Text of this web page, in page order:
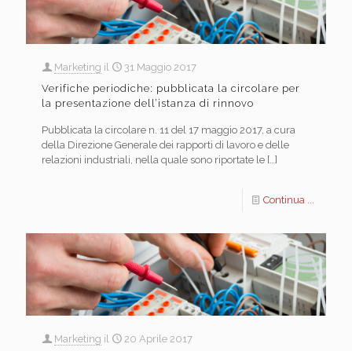
Marketing il
31 Maggio 2017
Verifiche periodiche: pubblicata la circolare per
la presentazione dell’istanza di rinnovo
Pubblicata la circolare n. 11 del 17 maggio 2017, a cura
della Direzione Generale dei rapporti di lavoro e delle
relazioni industriali, nella quale sono riportate le […]
Continua ...
Marketing il 20 Aprile 2017